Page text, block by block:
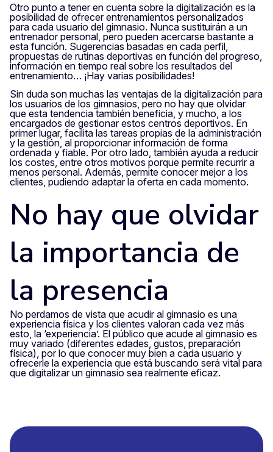
Otro punto a tener en cuenta sobre la digitalización es la
posibilidad de ofrecer entrenamientos personalizados
para cada usuario del gimnasio. Nunca sustituirán a un
entrenador personal, pero pueden acercarse bastante a
esta función. Sugerencias basadas en cada perfil,
propuestas de rutinas deportivas en función del progreso,
información en tiempo real sobre los resultados del
entrenamiento… ¡Hay varias posibilidades!
Sin duda son muchas las ventajas de la digitalización para
los usuarios de los gimnasios, pero no hay que olvidar
que esta tendencia también beneficia, y mucho, a los
encargados de gestionar estos centros deportivos. En
primer lugar, facilita las tareas propias de la administración
y la gestión, al proporcionar información de forma
ordenada y fiable. Por otro lado, también ayuda a reducir
los costes, entre otros motivos porque permite recurrir a
menos personal. Además, permite conocer mejor a los
clientes, pudiendo adaptar la oferta en cada momento.
No hay que olvidar
la importancia de
la presencia
No perdamos de vista que acudir al gimnasio es una
experiencia física y los clientes valoran cada vez más
esto, la ‘experiencia’. El público que acude al gimnasio es
muy variado (diferentes edades, gustos, preparación
física), por lo que conocer muy bien a cada usuario y
ofrecerle la experiencia que está buscando será vital para
que digitalizar un gimnasio sea realmente eficaz.